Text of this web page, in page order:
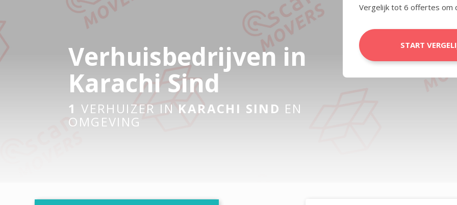
Verhuisbedrijven in
Karachi Sind
1 VERHUIZER IN KARACHI SIND EN
OMGEVING
Vergelijk tot 6 offertes om
START